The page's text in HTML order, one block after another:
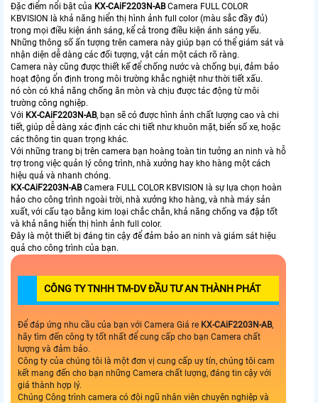
Đặc điểm nổi bật của KX-CAiF2203N-ABCamera FULL COLOR
KBVISION là khả năng hiển thị hình ảnh full color (màu sắc đầy đủ)
trong mọi điều kiện ánh sáng, kể cả trong điều kiện ánh sáng yếu.
Những thông số ấn tượng trên camera này giúp bạn có thể giám sát và
nhận diện dễ dàng các đối tượng, vật cản một cách rõ ràng.
Camera này cũng được thiết kế để chống nước và chống bụi, đảm bảo
hoạt động ổn định trong môi trường khắc nghiệt như thời tiết xấu.
nó còn có khả năng chống ăn mòn và chịu được tác động từ môi
trường công nghiệp.
Với KX-CAiF2203N-AB, bạn sẽ có được hình ảnh chất lượng cao và chi
tiết, giúp dễ dàng xác định các chi tiết như khuôn mặt, biển số xe, hoặc
các thông tin quan trọng khác.
Với những trang bị trên camera bạn hoàng toàn tin tưởng an ninh và hỗ
trợ trong việc quản lý công trình, nhà xưởng hay kho hàng một cách
hiệu quả và nhanh chóng.
KX-CAiF2203N-ABCamera FULL COLOR KBVISION là sự lựa chọn hoàn
hảo cho công trình ngoài trời, nhà xưởng kho hàng, và nhà máy sản
xuất, với cấu tạo bằng kim loại chắc chắn, khả năng chống va đập tốt
và khả năng hiển thị hình ảnh full color.
Đây là một thiết bị đáng tin cậy để đảm bảo an ninh và giám sát hiệu
quả cho công trình của bạn.
CÔNG TY TNHH TM-DV ĐẦU TƯ AN THÀNH PHÁT
Để đáp ứng nhu cầu của bạn với Camera Giá re KX-CAiF2203N-AB,
hãy tìm đến công ty tốt nhất để cung cấp cho bạn Camera chất
lượng và đảm bảo.
Công ty của chúng tôi là một đơn vị cung cấp uy tín, chúng tôi cam
kết mang đến cho bạn những Camera chất lượng, đáng tin cậy với
giá thành hợp lý.
Chúng Công trình camera có đội ngũ nhân viên chuyên nghiệp và